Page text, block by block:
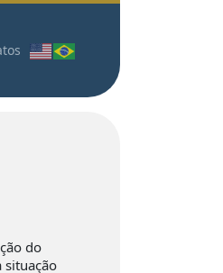
do
situação